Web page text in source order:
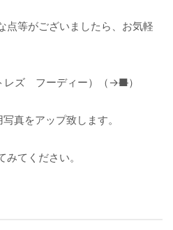
点等がございましたら、お気軽
レズ フーディー）（→■）
真をアップ致します。
てください。